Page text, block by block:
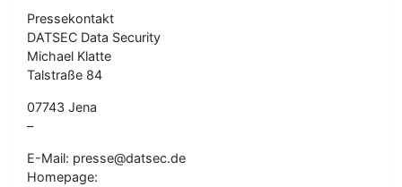
Pressekontakt
DATSEC Data Security
Michael Klatte
Talstraße 84
07743 Jena
–
E-Mail: presse@datsec.de
Homepage: